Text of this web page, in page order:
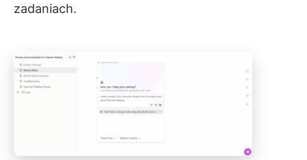
zadaniach.